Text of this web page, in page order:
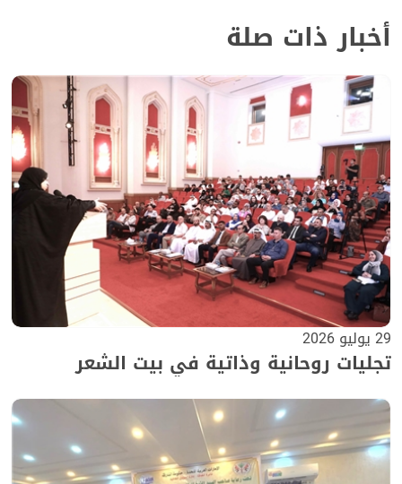
أخبار ذات صلة
29 يوليو 2026
تجليات روحانية وذاتية في بيت الشعر